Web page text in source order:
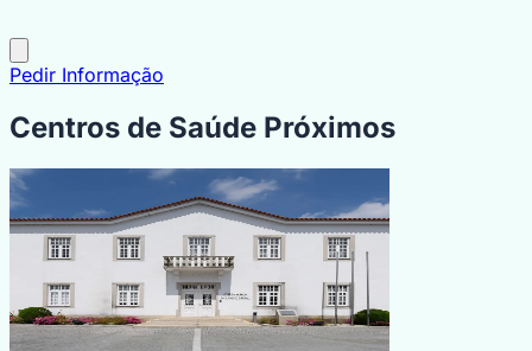
Pedir Informação
Centros de Saúde Próximos